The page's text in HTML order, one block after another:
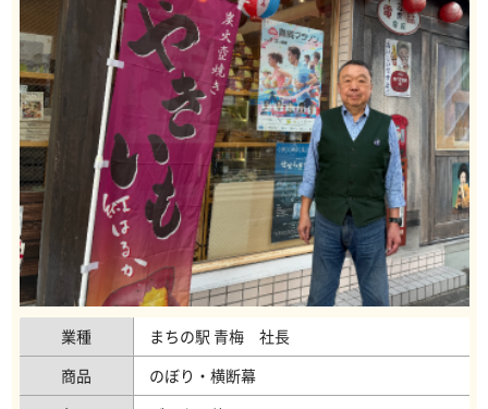
業種
まちの駅 青梅 社長
商品
のぼり・横断幕